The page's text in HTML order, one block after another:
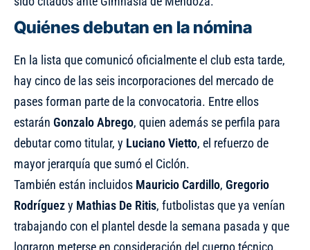
Quiénes debutan en la nómina
En la lista que comunicó oficialmente el club esta tarde,
hay cinco de las seis incorporaciones del mercado de
pases forman parte de la convocatoria. Entre ellos
estarán Gonzalo Abrego, quien además se perfila para
debutar como titular, y Luciano Vietto, el refuerzo de
mayor jerarquía que sumó el Ciclón.
También están incluidos MauricioCardillo, Gregorio
Rodríguezy Mathias De Ritis, futbolistas que ya venían
trabajando con el plantel desde la semana pasada y que
lograron meterse en consideración del cuerpo técnico.